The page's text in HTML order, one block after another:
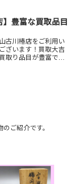
バーチ 折り財
】豊富な買取品目
古川椿店をご利用い
ざいます！買取大吉
取り品目が豊富で
ご紹介です。